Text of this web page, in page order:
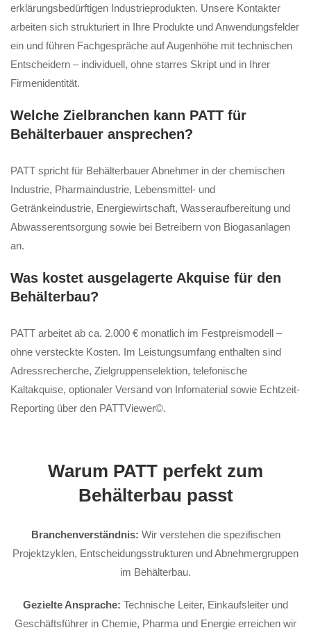
erklärungsbedürftigen Industrieprodukten. Unsere Kontakter
arbeiten sich strukturiert in Ihre Produkte und Anwendungsfelder
ein und führen Fachgespräche auf Augenhöhe mit technischen
Entscheidern – individuell, ohne starres Skript und in Ihrer
Firmenidentität.
Welche Zielbranchen kann PATT für
Behälterbauer ansprechen?
PATT spricht für Behälterbauer Abnehmer in der chemischen
Industrie, Pharmaindustrie, Lebensmittel- und
Getränkeindustrie, Energiewirtschaft, Wasseraufbereitung und
Abwasserentsorgung sowie bei Betreibern von Biogasanlagen
an.
Was kostet ausgelagerte Akquise für den
Behälterbau?
PATT arbeitet ab ca. 2.000 € monatlich im Festpreismodell –
ohne versteckte Kosten. Im Leistungsumfang enthalten sind
Adressrecherche, Zielgruppenselektion, telefonische
Kaltakquise, optionaler Versand von Infomaterial sowie Echtzeit-
Reporting über den PATTViewer©.
Warum PATT perfekt zum
Behälterbau passt
Branchenverständnis: Wir verstehen die spezifischen
Projektzyklen, Entscheidungsstrukturen und Abnehmergruppen
im Behälterbau.
Gezielte Ansprache: Technische Leiter, Einkaufsleiter und
Geschäftsführer in Chemie, Pharma und Energie erreichen wir